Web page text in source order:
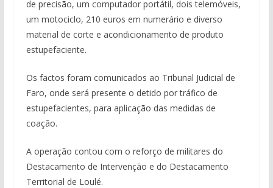
de precisão, um computador portátil, dois telemóveis,
um motociclo, 210 euros em numerário e diverso
material de corte e acondicionamento de produto
estupefaciente.
Os factos foram comunicados ao Tribunal Judicial de
Faro, onde será presente o detido por tráfico de
estupefacientes, para aplicação das medidas de
coação.
A operação contou com o reforço de militares do
Destacamento de Intervenção e do Destacamento
Territorial de Loulé.